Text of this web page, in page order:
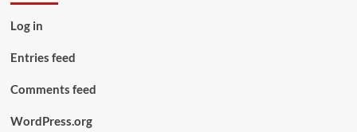
Log in
Entries feed
Comments feed
WordPress.org